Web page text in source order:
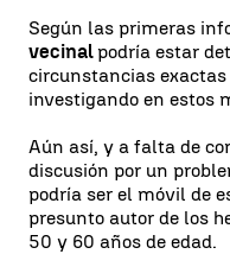
Según las primeras
vecinalpodría estar
circunstancias exactas
investigando en estos
Aún así, y a falta de
discusión por un
podría ser el móvil de
presunto autor de los
50 y 60 años de edad.